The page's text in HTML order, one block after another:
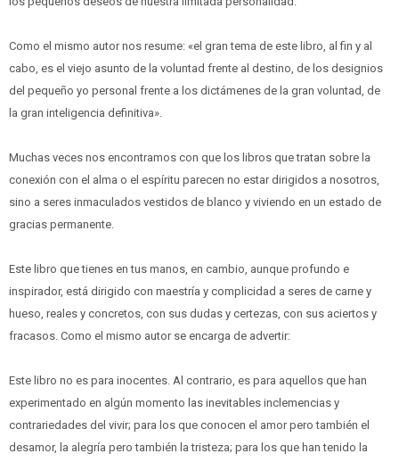
Como el mismo autor nos resume: «el gran tema de este libro, al fin y al
cabo, es el viejo asunto de la voluntad frente al destino, de los designios
del pequeño yo personal frente a los dictámenes de la gran voluntad, de
la gran inteligencia definitiva».
Muchas veces nos encontramos con que los libros que tratan sobre la
conexión con el alma o el espíritu parecen no estar dirigidos a nosotros,
sino a seres inmaculados vestidos de blanco y viviendo en un estado de
gracias permanente.
Este libro que tienes en tus manos, en cambio, aunque profundo e
inspirador, está dirigido con maestría y complicidad a seres de carne y
hueso, reales y concretos, con sus dudas y certezas, con sus aciertos y
fracasos. Como el mismo autor se encarga de advertir:
Este libro no es para inocentes. Al contrario, es para aquellos que han
experimentado en algún momento las inevitables inclemencias y
contrariedades del vivir; para los que conocen el amor pero también el
desamor, la alegría pero también la tristeza; para los que han tenido la